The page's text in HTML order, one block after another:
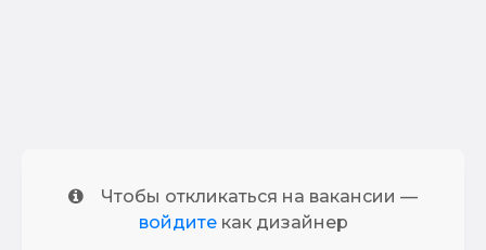
Чтобы откликаться на вакансии —
войдитекак дизайнер